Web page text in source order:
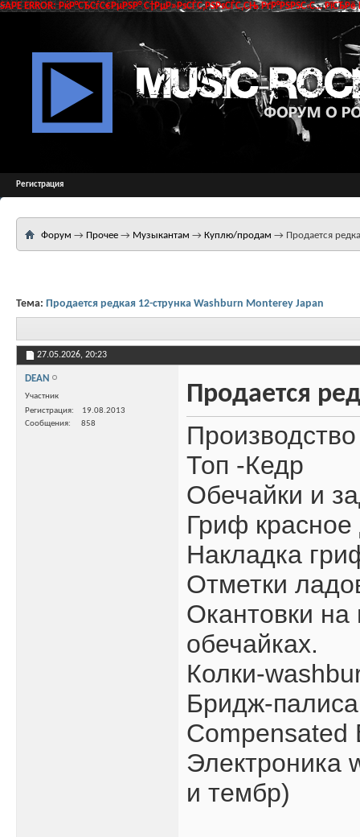
SAPE ERROR: РќР°СЂСѓС€РµРЅР° С†РµР»РѕСЃС‚РЅРѕСЃС‚СЊ РґР°РЅРЅС‹С…
Регистрация
Форум → Прочее → Музыкантам → Куплю/продам → Продается
Тема: Продается редкая 12-струнка Washburn Monterey Japan
27.05.2026, 20:23
DEAN
Участник
Регистрация
19.08.2013
Сообщения
858
Продается
Топ -Кедр
Обечайки и
Гриф
Накладка
Отметки
Окантовки на
обечайках.
Колки-
Бридж-
Compensated
Электроника
и тембр)